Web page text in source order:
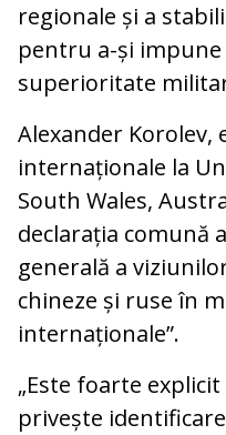
regionale și a
pentru a-și
superioritate
Alexander Korolev,
internaționale la
South Wales,
declarația comună
generală a
chineze și ruse în
internaționale”.
„Este foarte explicit
privește